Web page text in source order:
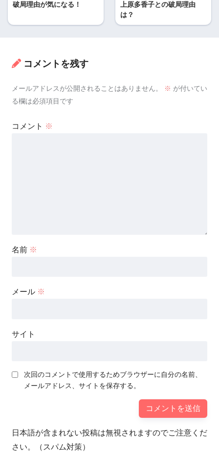
破局理由が気になる！
上原多香子との破局理由
は？
コメントを残す
メールアドレスが公開されることはありません。 ※ が付いてい
る欄は必須項目です
コメント ※
名前 ※
メール ※
サイト
次回のコメントで使用するためブラウザーに自分の名前、
メールアドレス、サイトを保存する。
日本語が含まれない投稿は無視されますのでご注意くだ
さい。（スパム対策）